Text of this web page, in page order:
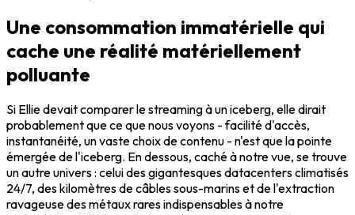
Une consommation immatérielle qui
cache une réalité matériellement
polluante
Si Ellie devait comparer le streaming à un iceberg, elle dirait
probablement que ce que nous voyons - facilité d'accès,
instantanéité, un vaste choix de contenu - n'est que la pointe
émergée de l'iceberg. En dessous, caché à notre vue, se trouve
un autre univers : celui des gigantesques datacenters climatisés
24/7, des kilomètres de câbles sous-marins et de l'extraction
ravageuse des métaux rares indispensables à notre